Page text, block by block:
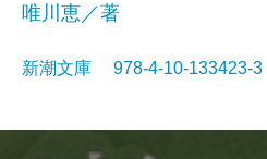
唯川恵／著
新潮文庫 978-4-10-